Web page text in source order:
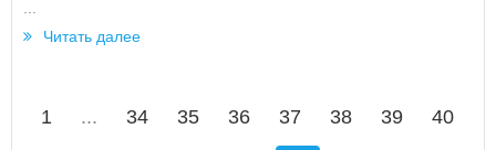
Читать далее
1 ... 34 35 36 37 38 39 40